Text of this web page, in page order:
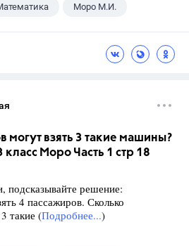
Моро М.И.
могут взять 3 такие машины?
класс Моро Часть 1 стр 18
подсказывайте решение:
4 пассажиров. Сколько
такие (Подробнее...)